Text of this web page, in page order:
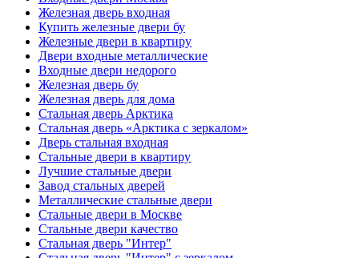
Железная дверь входная
Купить железные двери бу
Железные двери в квартиру
Двери входные металлические
Входные двери недорого
Железная дверь бу
Железная дверь для дома
Стальная дверь Арктика
Стальная дверь «Арктика с зеркалом»
Дверь стальная входная
Стальные двери в квартиру
Лучшие стальные двери
Завод стальных дверей
Металлические стальные двери
Стальные двери в Москве
Стальные двери качество
Стальная дверь "Интер"